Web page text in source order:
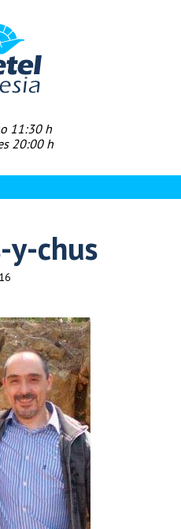
11:30 h
20:00 h
chus